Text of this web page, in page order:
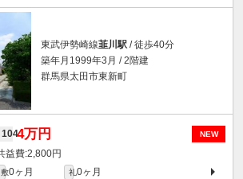
東武伊勢崎線韮川駅 / 徒歩40分
築年月1999年3月 / 2階建
群馬県太田市東新町
NEW
1044万円
2,800円
敷0ヶ月 礼0ヶ月